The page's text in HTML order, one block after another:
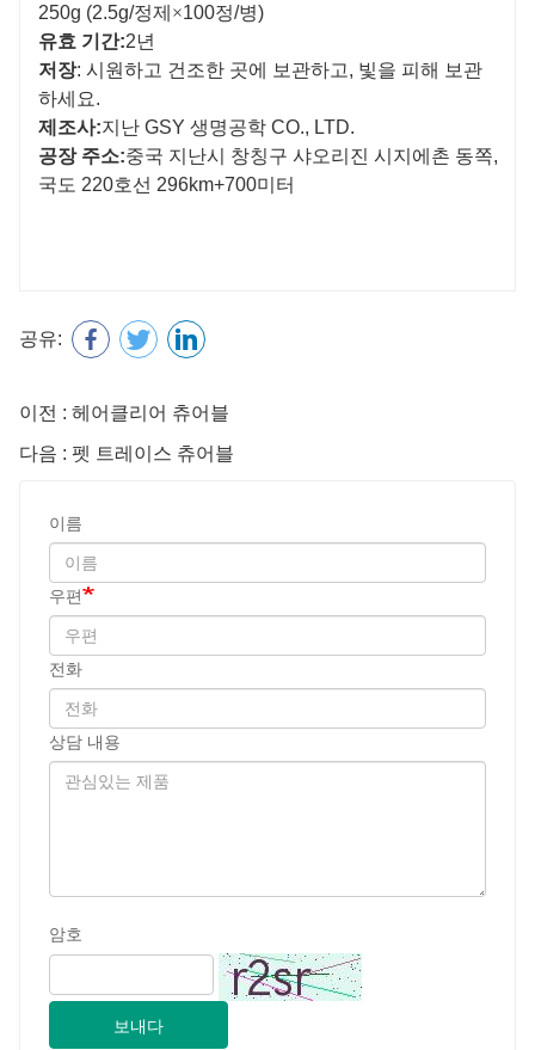
250g (2.5g/정제 ×100정/병)
유효 기간:2년
저장: 시원하고 건조한 곳에 보관하고, 빛을 피해 보관
하세요.
제조사:지난 GSY 생명공학 CO., LTD.
공장 주소:중국 지난시 창칭구 샤오리진 시지에촌 동쪽,
국도 220호선 296km+700미터
공유:
이전 : 헤어클리어 츄어블
다음 : 펫 트레이스 츄어블
이름
우편
전화
상담 내용
암호
보내다